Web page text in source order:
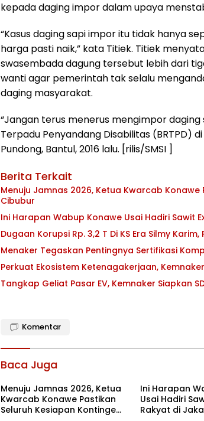
kepada daging impor dalam upaya
“Kasus daging sapi impor itu tidak hanya
harga pasti naik,” kata Titiek. Titiek
swasembada dagung tersebut lebih dari
wanti agar pemerintah tak selalu
daging masyarakat.
“Jangan terus menerus mengimpor daging
Terpadu Penyandang Disabilitas (BRTPD)
Pundong, Bantul, 2016 lalu. [rilis/SMSI ]
Berita Terkait
Menuju Jamnas 2026, Ketua Kwarcab
Cibubur
Ini Harapan Wabup Konawe Usai Hadiri Sawit
Dugaan Korupsi Rp. 3,2 T Di KS Era Silmy
Menaker Tegaskan Pentingnya Sertifikasi
Perkuat Ekosistem Ketenagakerjaan,
Tangkap Geliat Pasar EV, Kemnaker Siapkan
Komentar
Baca Juga
Menuju Jamnas 2026, Ketua
Kwarcab Konawe Pastikan
Seluruh Kesiapan Kontingen
Ini Harapan
Usai Hadiri
Rakyat di